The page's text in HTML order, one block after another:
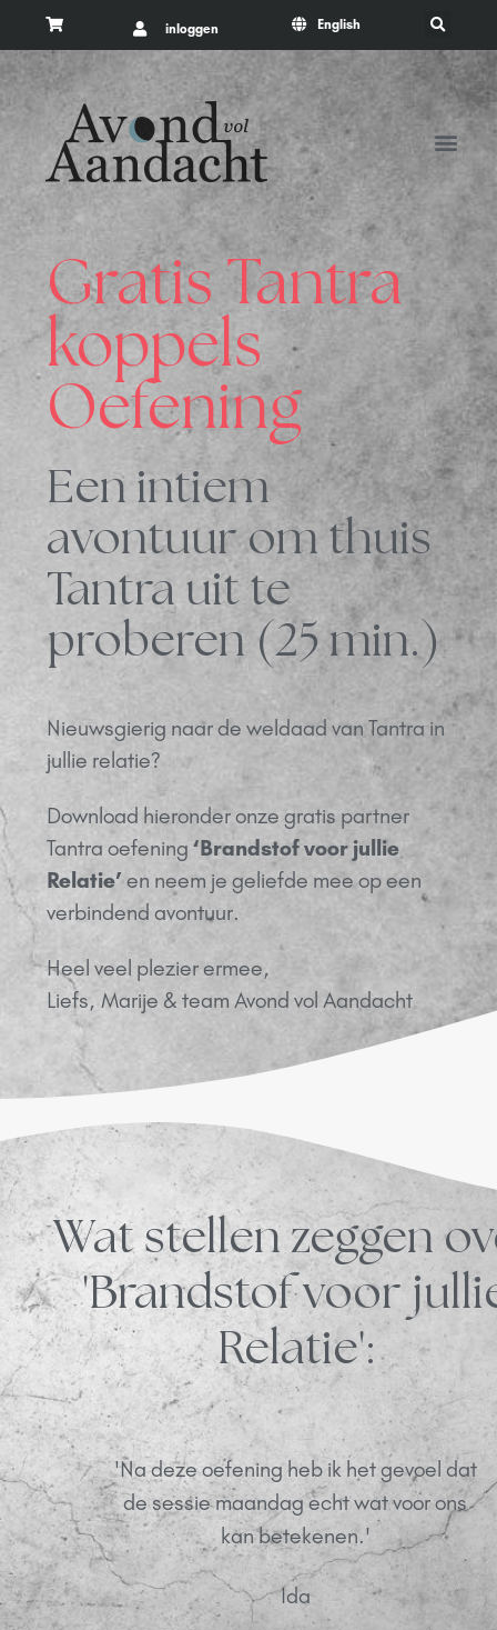
inloggen English
Gratis Tantra
koppels
Oefening
Een intiem
avontuur om thuis
Tantra uit te
proberen (25 min.)
Nieuwsgierig naar de weldaad van Tantra in
jullie relatie?
Download hieronder onze gratis partner
Tantra oefening ‘Brandstof voor jullie
Relatie’en neem je geliefde mee op een
verbindend avontuur.
Heel veel plezier ermee,
Liefs, Marije & team Avond vol Aandacht
Wat stellen zeggen
'Brandstof voor
Relatie':
'Na deze oefening heb ik het gevoel dat
de sessie maandag echt wat voor ons
kan betekenen.'
Ida